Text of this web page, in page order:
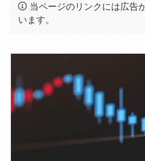
当ページのリンクには広告
います。